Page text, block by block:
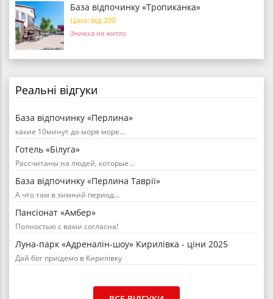
База відпочинку «Тропиканка»
Ціна: від 200
Знижка на житло
Реальні відгуки
База відпочинку «Перлина»
какие 10минут до моря море…
Готель «Білуга»
Рассчитаны на людей, которые…
База відпочинку «Перлина Таврії»
А что там в зимний период…
Пансіонат «Амбер»
Полностью с вами согласна!
Луна-парк «Адреналін-шоу» Кирилівка - ціни 2025
Дай бог приїдемо в Кирилівку